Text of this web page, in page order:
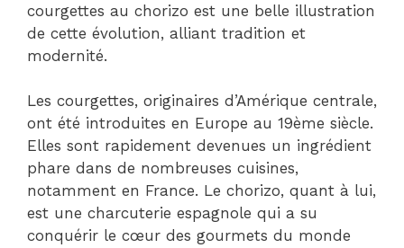
courgettes au chorizo est une belle illustration
de cette évolution, alliant tradition et
modernité.
Les courgettes, originaires d’Amérique centrale,
ont été introduites en Europe au 19ème siècle.
Elles sont rapidement devenues un ingrédient
phare dans de nombreuses cuisines,
notamment en France. Le chorizo, quant à lui,
est une charcuterie espagnole qui a su
conquérir le cœur des gourmets du monde